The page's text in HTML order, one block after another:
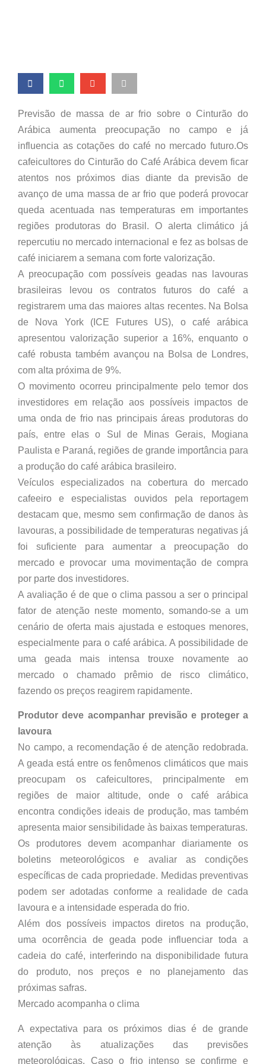
Previsão de massa de ar frio sobre o Cinturão do
Arábica aumenta preocupação no campo e já
influencia as cotações do café no mercado futuro.Os
cafeicultores do Cinturão do Café Arábica devem ficar
atentos nos próximos dias diante da previsão de
avanço de uma massa de ar frio que poderá provocar
queda acentuada nas temperaturas em importantes
regiões produtoras do Brasil. O alerta climático já
repercutiu no mercado internacional e fez as bolsas de
café iniciarem a semana com forte valorização.
A preocupação com possíveis geadas nas lavouras
brasileiras levou os contratos futuros do café a
registrarem uma das maiores altas recentes. Na Bolsa
de Nova York (ICE Futures US), o café arábica
apresentou valorização superior a 16%, enquanto o
café robusta também avançou na Bolsa de Londres,
com alta próxima de 9%.
O movimento ocorreu principalmente pelo temor dos
investidores em relação aos possíveis impactos de
uma onda de frio nas principais áreas produtoras do
país, entre elas o Sul de Minas Gerais, Mogiana
Paulista e Paraná, regiões de grande importância para
a produção do café arábica brasileiro.
Veículos especializados na cobertura do mercado
cafeeiro e especialistas ouvidos pela reportagem
destacam que, mesmo sem confirmação de danos às
lavouras, a possibilidade de temperaturas negativas já
foi suficiente para aumentar a preocupação do
mercado e provocar uma movimentação de compra
por parte dos investidores.
A avaliação é de que o clima passou a ser o principal
fator de atenção neste momento, somando-se a um
cenário de oferta mais ajustada e estoques menores,
especialmente para o café arábica. A possibilidade de
uma geada mais intensa trouxe novamente ao
mercado o chamado prêmio de risco climático,
fazendo os preços reagirem rapidamente.
Produtor deve acompanhar previsão e proteger a
lavoura
No campo, a recomendação é de atenção redobrada.
A geada está entre os fenômenos climáticos que mais
preocupam os cafeicultores, principalmente em
regiões de maior altitude, onde o café arábica
encontra condições ideais de produção, mas também
apresenta maior sensibilidade às baixas temperaturas.
Os produtores devem acompanhar diariamente os
boletins meteorológicos e avaliar as condições
específicas de cada propriedade. Medidas preventivas
podem ser adotadas conforme a realidade de cada
lavoura e a intensidade esperada do frio.
Além dos possíveis impactos diretos na produção,
uma ocorrência de geada pode influenciar toda a
cadeia do café, interferindo na disponibilidade futura
do produto, nos preços e no planejamento das
próximas safras.
Mercado acompanha o clima
A expectativa para os próximos dias é de grande
atenção às atualizações das previsões
meteorológicas. Caso o frio intenso se confirme e